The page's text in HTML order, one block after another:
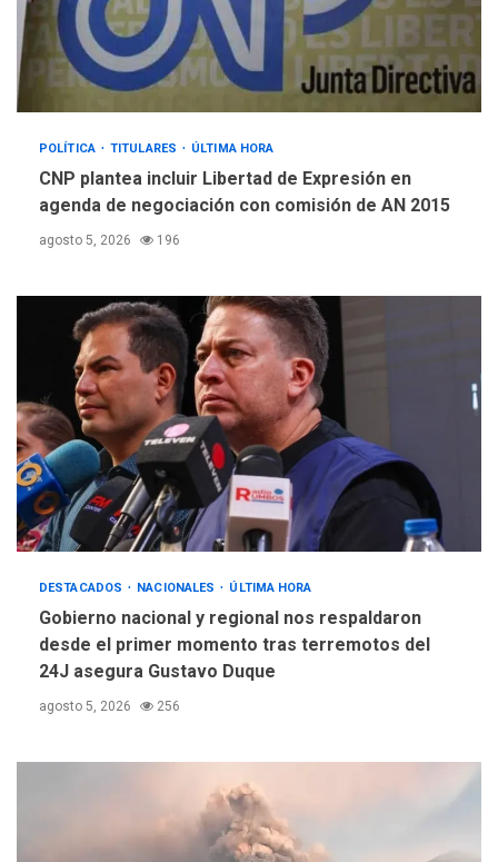
POLÍTICA TITULARES ÚLTIMA HORA
CNP plantea incluir Libertad de Expresión en
agenda de negociación con comisión de AN 2015
agosto 5, 2026 196
DESTACADOS NACIONALES ÚLTIMA HORA
Gobierno nacional y regional nos respaldaron
desde el primer momento tras terremotos del
24J asegura Gustavo Duque
agosto 5, 2026 256